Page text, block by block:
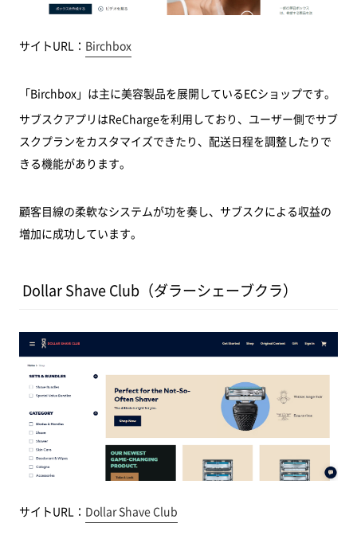
サイトURL： Birchbox
「Birchbox」は主に美容製品を展開しているECショップです。
サブスクアプリはReChargeを利用しており、ユーザー側でサブ
スクプランをカスタマイズできたり、配送日程を調整したりで
きる機能があります。
顧客目線の柔軟なシステムが功を奏し、サブスクによる収益の
増加に成功しています。
Dollar Shave Club（ダラーシェーブクラ）
サイトURL： Dollar Shave Club